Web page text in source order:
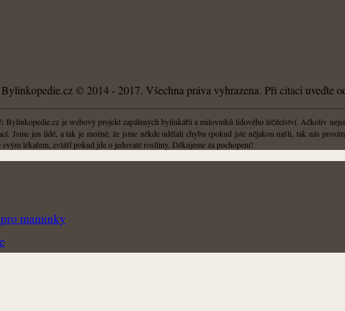
Bylinkopedie.cz © 2014 - 2017. Všechna práva vyhrazena. Při citaci uveďte
Bylinkopedie.cz je webový projekt zapálených bylinkářů a milovníků lidového léčitelství. Ačkoliv
Jsme jen lidé, a tak je možné, že jsme někde udělali chybu (pokud jste nějakou našli, tak nás prosím
lékařem, zvlášť pokud jde o jedovaté rostliny. Děkujeme za pochopení!
maminky